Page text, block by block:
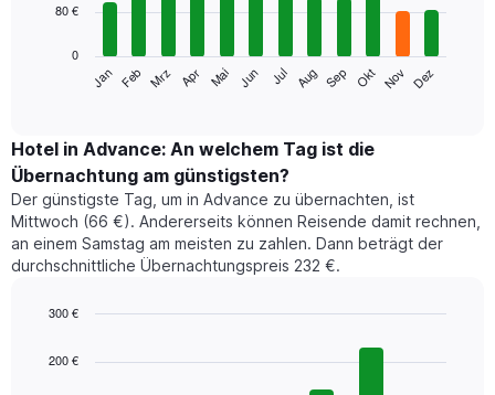
bars.
folgende
den
durchschnittlichen
Zimmerpreis
im
jeweiligen
Monat
an.
Diagramm
Jan Feb Mrz Apr Mai Jun Jul Aug Sep Okt Nov Dez
0
80 €
Hotel in Advance: An welchem Tag ist die
Übernachtung am günstigsten?
Der günstigste Tag, um in Advance zu übernachten, ist
Mittwoch (66 €). Andererseits können Reisende damit rechnen,
an einem Samstag am meisten zu zahlen. Dann beträgt der
durchschnittliche Übernachtungspreis 232 €.
chart
200 €
300 €